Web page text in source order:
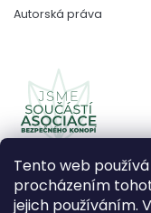
Tento web
procházením
jejich používáním.
Autorská práva